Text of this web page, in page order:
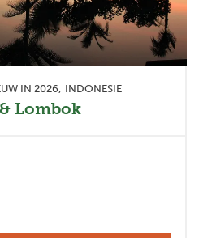
IN 2026 INDONESIË
Lombok